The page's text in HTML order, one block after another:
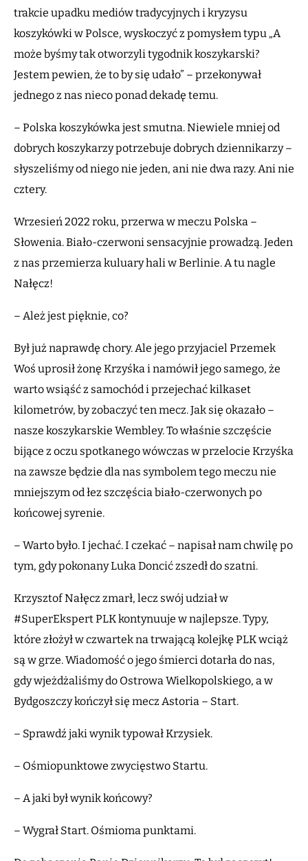
trakcie upadku mediów tradycyjnych i kryzysu
koszykówki w Polsce, wyskoczyć z pomysłem typu „A
może byśmy tak otworzyli tygodnik koszykarski?
Jestem pewien, że to by się udało” – przekonywał
jednego z nas nieco ponad dekadę temu.
– Polska koszykówka jest smutna. Niewiele mniej od
dobrych koszykarzy potrzebuje dobrych dziennikarzy –
słyszeliśmy od niego nie jeden, ani nie dwa razy. Ani nie
cztery.
Wrzesień 2022 roku, przerwa w meczu Polska –
Słowenia. Biało-czerwoni sensacyjnie prowadzą. Jeden
z nas przemierza kuluary hali w Berlinie. A tu nagle
Nałęcz!
– Ależ jest pięknie, co?
Był już naprawdę chory. Ale jego przyjaciel Przemek
Woś uprosił żonę Krzyśka i namówił jego samego, że
warto wsiąść z samochód i przejechać kilkaset
kilometrów, by zobaczyć ten mecz. Jak się okazało –
nasze koszykarskie Wembley. To właśnie szczęście
bijące z oczu spotkanego wówczas w przelocie Krzyśka
na zawsze będzie dla nas symbolem tego meczu nie
mniejszym od łez szczęścia biało-czerwonych po
końcowej syrenie.
– Warto było. I jechać. I czekać – napisał nam chwilę po
tym, gdy pokonany Luka Doncić zszedł do szatni.
Krzysztof Nałęcz zmarł, lecz swój udział w
#SuperEkspert PLK kontynuuje w najlepsze. Typy,
które złożył w czwartek na trwającą kolejkę PLK wciąż
są w grze. Wiadomość o jego śmierci dotarła do nas,
gdy wjeżdżaliśmy do Ostrowa Wielkopolskiego, a w
Bydgoszczy kończył się mecz Astoria – Start.
– Sprawdź jaki wynik typował Krzysiek.
– Ośmiopunktowe zwycięstwo Startu.
– A jaki był wynik końcowy?
– Wygrał Start. Ośmioma punktami.